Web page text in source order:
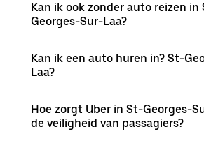
Kan ik ook zonder auto reizen in
Georges-Sur-Laa?
Kan ik een auto huren in? St-
Laa?
Hoe zorgt Uber in St-Georges-
de veiligheid van passagiers?